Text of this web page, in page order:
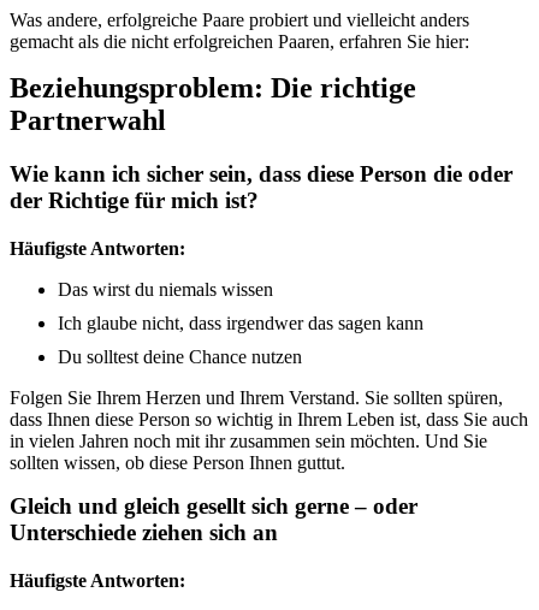
Was andere, erfolgreiche Paare probiert und vielleicht anders
gemacht als die nicht erfolgreichen Paaren, erfahren Sie hier:
Beziehungsproblem: Die richtige
Partnerwahl
Wie kann ich sicher sein, dass diese Person die oder
der Richtige für mich ist?
Häufigste Antworten:
Das wirst du niemals wissen
Ich glaube nicht, dass irgendwer das sagen kann
Du solltest deine Chance nutzen
Folgen Sie Ihrem Herzen und Ihrem Verstand. Sie sollten spüren,
dass Ihnen diese Person so wichtig in Ihrem Leben ist, dass Sie auch
in vielen Jahren noch mit ihr zusammen sein möchten. Und Sie
sollten wissen, ob diese Person Ihnen guttut.
Gleich und gleich gesellt sich gerne – oder
Unterschiede ziehen sich an
Häufigste Antworten: